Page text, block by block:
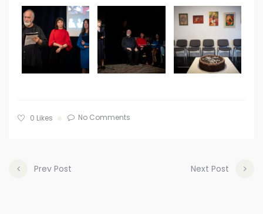
0 Likes No Comments
Prev Post Next Post